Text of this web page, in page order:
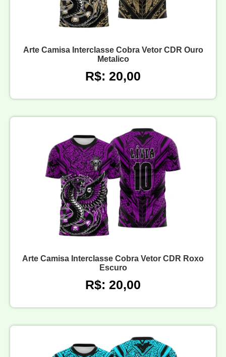
Arte Camisa Interclasse Cobra Vetor CDR Ouro
Metalico
R$: 20,00
Arte Camisa Interclasse Cobra Vetor CDR Roxo
Escuro
R$: 20,00